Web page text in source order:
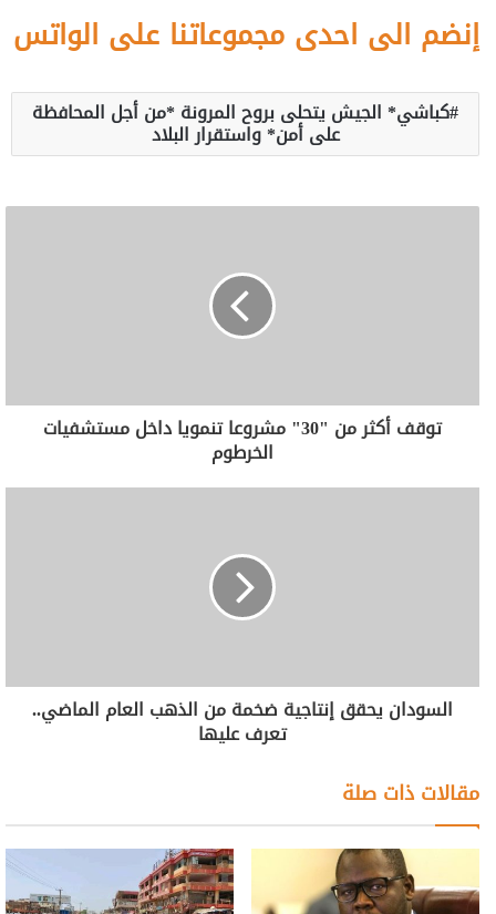
إنضم الى احدى مجموعاتنا على الواتس
كباشي* الجيش يتحلى بروح المرونة *من أجل المحافظة
على أمن* واستقرار البلاد
توقف أكثر من "30" مشروعا تنمويا داخل مستشفيات
الخرطوم
السودان يحقق إنتاجية ضخمة من الذهب العام الماضي..
تعرف عليها
مقالات ذات صلة